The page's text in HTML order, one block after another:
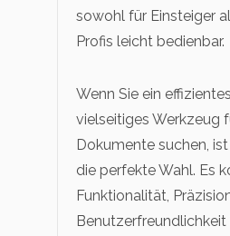
sowohl für Einsteiger
Profis leicht bedienbar.
Wenn Sie ein
vielseitiges Werkzeug
Dokumente suchen,
die perfekte Wahl. Es
Funktionalität,
Benutzerfreundlichkeit